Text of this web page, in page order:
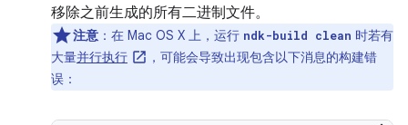
移除之前生成的所有二进制文件。
注意 ：在 Mac OS X 上，运行 ndk-build clean 时若有
大量并行执行
，可能会导致出现包含以下消息的构建错
误：